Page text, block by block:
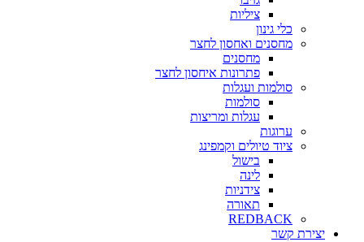
ציליות
כלי גינון
מחסנים ואחסון לחצר
מחסנים
פתרונות איחסון לחצר
סולמות ועגלות
סולמות
עגלות ומריצות
ערוגות
ציוד טיולים וקמפינג
בישול
לינה
צידניות
תאורה
REDBACK
יצירת קשר